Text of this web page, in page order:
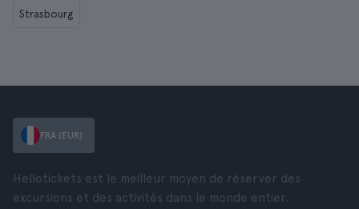
Strasbourg
FRA (EUR)
Hellotickets est le meilleur moyen de réserver des
excursions et des activités dans le monde entier.